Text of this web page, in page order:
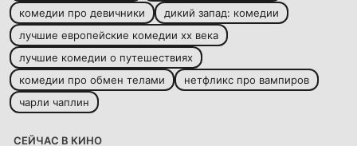
комедии про девичники
дикий запад: комедии
лучшие европейские комедии xx века
лучшие комедии о путешествиях
комедии про обмен телами
нетфликс про вампиров
чарли чаплин
СЕЙЧАС В КИНО